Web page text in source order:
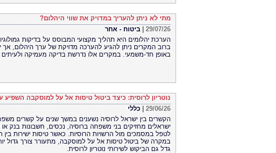
מתי לא ניתן להעריך במדויק את שווי היהלום?
29/07/26
ביטוח - אחר
הערכת יהלומים היא תהליך מקצועי המבוסס על בדיקות
ברוב המקרים ניתן להגיע להערכה מדויקת של ערך היהלום,
באופן חד-משמעי. במקרים אלו נדרשת בדיקה מעמיקה
נוטריון לרוסית: כיצד ביטול טיסות אל על למוסקבה השפיע
29/06/26
כללי
הקשרים בין ישראל לרוסיה נשענים במשך שנים על קשרים
ישראלים מחזיקים בני משפחה ברוסיה, נכסים, חשבונות בנק
לטפל במסמכים מול הרשויות הרוסיות. כאשר טיסות ישירות
במקרה של ביטול טיסות אל על למוסקבה, מתעורר צורך גדול
גדל גם הביקוש לשירותי נוטריון לרוסית.